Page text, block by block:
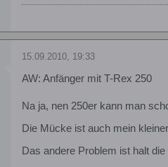
15.09.2010, 19:33
AW: Anfänger mit T-Rex 250
Na ja, nen 250er kann man
Die Mücke ist auch mein
Das andere Problem ist halt